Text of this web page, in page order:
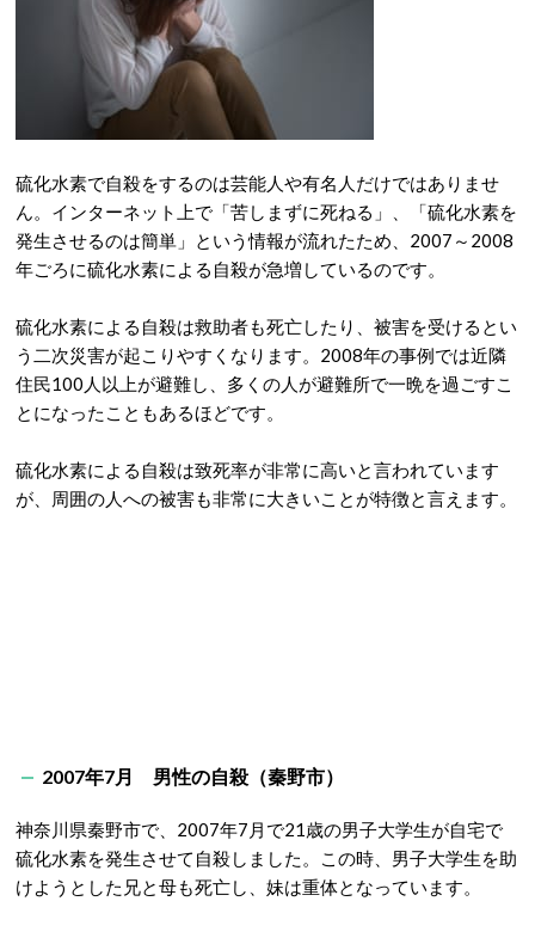
硫化水素で自殺をするのは芸能人や有名人だけではありませ
ん。インターネット上で「苦しまずに死ねる」、「硫化水素を
発生させるのは簡単」という情報が流れたため、2007～2008
年ごろに硫化水素による自殺が急増しているのです。
硫化水素による自殺は救助者も死亡したり、被害を受けるとい
う二次災害が起こりやすくなります。2008年の事例では近隣
住民100人以上が避難し、多くの人が避難所で一晩を過ごすこ
とになったこともあるほどです。
硫化水素による自殺は致死率が非常に高いと言われています
が、周囲の人への被害も非常に大きいことが特徴と言えます。
2007年7月 男性の自殺（秦野市）
神奈川県秦野市で、2007年7月で21歳の男子大学生が自宅で
硫化水素を発生させて自殺しました。この時、男子大学生を助
けようとした兄と母も死亡し、妹は重体となっています。